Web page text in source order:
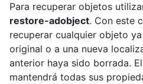
Para recuperar objetos
restore-adobject. Con este
recuperar cualquier objeto
original o a una nueva
anterior haya sido borrada.
mantendrá todas sus